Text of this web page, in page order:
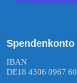
Spendenkonto
IBAN
DE18 4306 0967